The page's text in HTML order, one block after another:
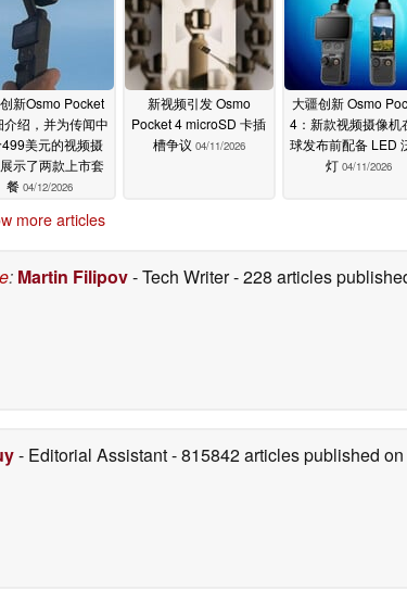
新Osmo Pocket
介绍，并为传闻中
美元的视频摄
示了两款上市套
餐 04/12/2026
新视频引发 Osmo
Pocket 4 microSD 卡插
槽争议 04/11/2026
大疆创新 Osmo
4：新款视频摄像机
球发布前配备 LED
灯 04/11/2026
more articles
: Martin Filipov- Tech Writer- 228 articles
- Editorial Assistant- 815842 articles published